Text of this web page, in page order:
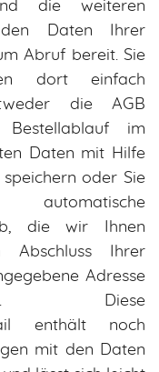
die weiteren
den Daten Ihrer
Abruf bereit. Sie
dort einfach
die AGB
im
Daten mit Hilfe
oder Sie
die wir Ihnen
Abschluss Ihrer
Adresse
Diese
enthält noch
mit den Daten